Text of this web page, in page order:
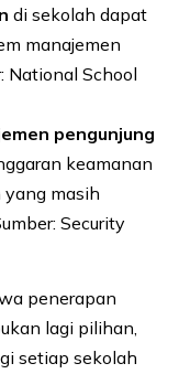
di sekolah dapat
manajemen
National School
pengunjung
keamanan
masih
Security
penerapan
lagi pilihan,
setiap sekolah